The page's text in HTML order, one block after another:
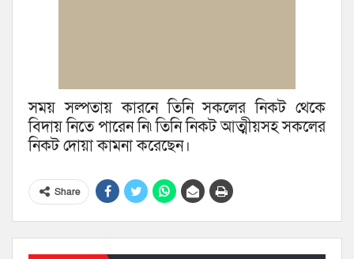
সময় সল্পতায় কারনে তিনি সকলের নিকট থেকে
বিদায় নিতে পারেন নি৷ তিনি নিকট আত্মীয়সহ সকলের
নিকট দোয়া কামনা করেছেন।
Share